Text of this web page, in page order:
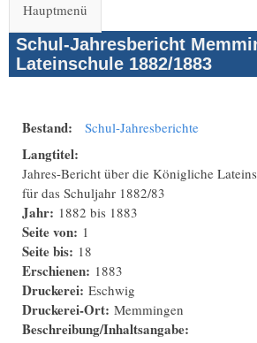
Hauptmenü
Schul-Jahresbericht
Lateinschule 1882/1883
Bestand: Schul-Jahresberichte
Langtitel:
Jahres-Bericht über die Königliche
für das Schuljahr 1882/83
Jahr: 1882 bis 1883
Seite von: 1
Seite bis: 18
Erschienen: 1883
Druckerei: Eschwig
Druckerei-Ort: Memmingen
Beschreibung/Inhaltsangabe: